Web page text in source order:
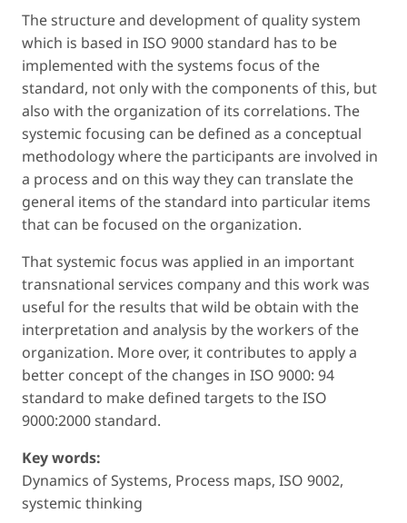
The structure and development of quality system
which is based in ISO 9000 standard has to be
implemented with the systems focus of the
standard, not only with the components of this, but
also with the organization of its correlations. The
systemic focusing can be defined as a conceptual
methodology where the participants are involved in
a process and on this way they can translate the
general items of the standard into particular items
that can be focused on the organization.
That systemic focus was applied in an important
transnational services company and this work was
useful for the results that wild be obtain with the
interpretation and analysis by the workers of the
organization. More over, it contributes to apply a
better concept of the changes in ISO 9000: 94
standard to make defined targets to the ISO
9000:2000 standard.
Key words:
Dynamics of Systems, Process maps, ISO 9002,
systemic thinking